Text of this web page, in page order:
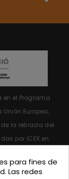
en el Programa
Europea,
la retirada del
por ICEX en
para fines de
Las redes